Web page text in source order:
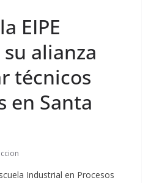
EIPE
alianza
técnicos
en Santa
Industrial en Procesos